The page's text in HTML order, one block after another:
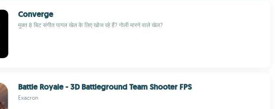
Converge
मुक्त 8 बिट संगीत पागल खेल के लिए खोज रहे हैं? गोली मारने वाले खेल?
Battle Royale - 3D Battleground Team Shooter FPS
Exacron